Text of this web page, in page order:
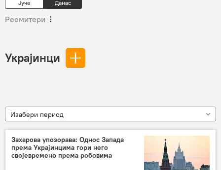
Јуче Данас
Реемитери
Украјинци
Изабери период
Захарова упозорава: Однос Запада
према Украјинцима гори него
својевремено према робовима